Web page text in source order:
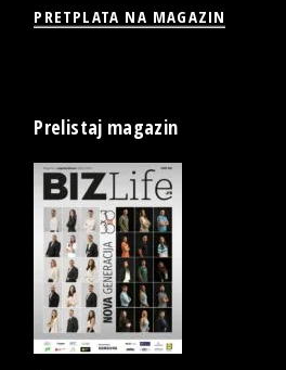
PRETPLATA NA MAGAZIN
Prelistaj magazin